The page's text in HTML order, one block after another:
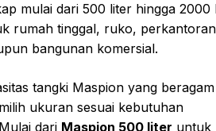
mulai dari 500 liter hingga 2000
rumah tinggal, ruko,
bangunan komersial.
tangki Maspion yang beragam
ukuran sesuai kebutuhan
dari Maspion 500 liter untuk